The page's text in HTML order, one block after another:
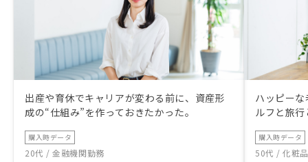
出産や育休でキャリアが変わる前に、資産形
成の“仕組み”を作っておきたかった。
購入時データ
20代 / 金融機関勤務
ハッピー
ルフと旅
購入時データ
50代 / 化粧